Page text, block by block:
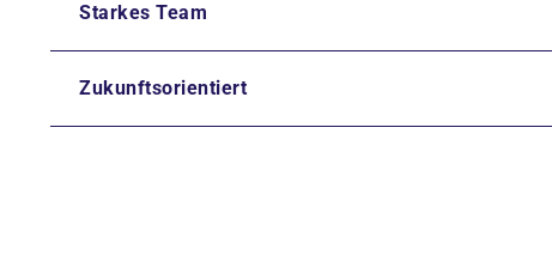
Starkes Team
Zukunftsorientiert